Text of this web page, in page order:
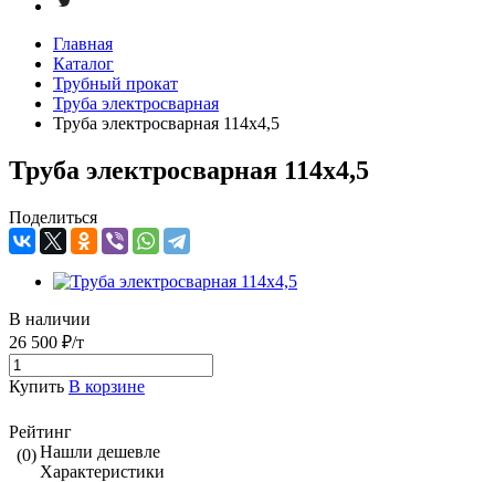
Главная
Каталог
Трубный прокат
Труба электросварная
Труба электросварная 114х4,5
Труба электросварная 114х4,5
Поделиться
В наличии
26 500 ₽/т
Купить В корзине
Рейтинг
(0)Нашли дешевле
Характеристики